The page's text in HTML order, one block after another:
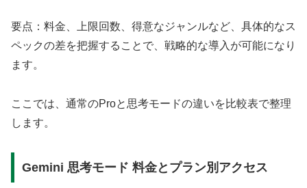
要点：料金、上限回数、得意なジャンルなど、具体的なス
ペックの差を把握することで、戦略的な導入が可能になり
ます。
ここでは、通常のProと思考モードの違いを比較表で整理
します。
Gemini 思考モード 料金とプラン別アクセス